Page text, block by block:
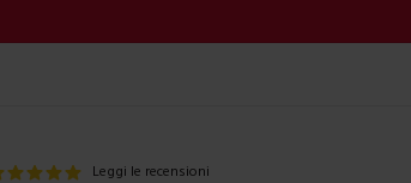
Leggi le recensioni